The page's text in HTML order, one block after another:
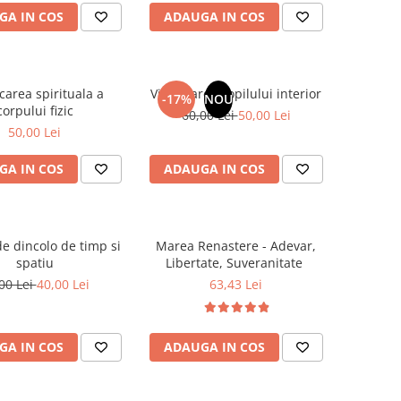
IN COS ADAUGA IN COS
spirituala a
fizic
50,00 Lei
IN COS
-17% NOU
Vindecarea copilului interior
60,00 Lei50,00 Lei
ADAUGA IN COS
dincolo de timp si
spatiu
Lei40,00 Lei
IN COS
Marea Renastere - Adevar,
Libertate, Suveranitate
63,43 Lei
ADAUGA IN COS